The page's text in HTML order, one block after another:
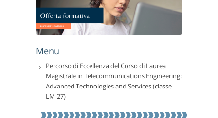
Menu
Percorso di Eccellenza del Corso di Laurea
Magistrale in Telecommunications Engineering:
Advanced Technologies and Services (classe
LM-27)